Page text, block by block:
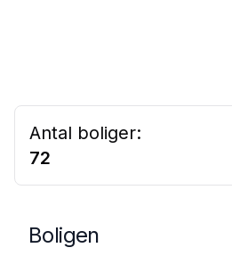
Antal boliger:
72
Boligen